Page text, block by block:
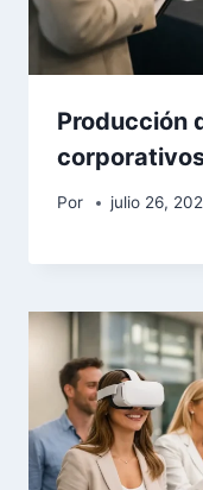
Producción
Por julio 26,